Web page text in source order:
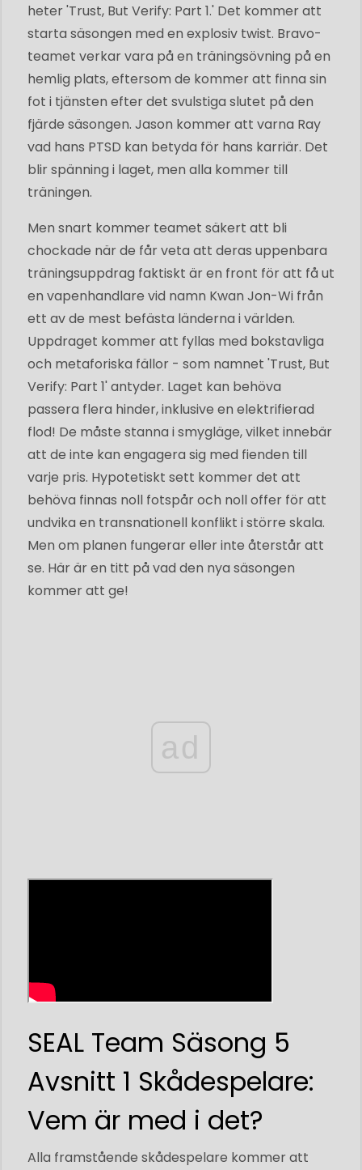
heter 'Trust, But Verify: Part 1.' Det kommer att
starta säsongen med en explosiv twist. Bravo-
teamet verkar vara på en träningsövning på en
hemlig plats, eftersom de kommer att finna sin
fot i tjänsten efter det svulstiga slutet på den
fjärde säsongen. Jason kommer att varna Ray
vad hans PTSD kan betyda för hans karriär. Det
blir spänning i laget, men alla kommer till
träningen.
Men snart kommer teamet säkert att bli
chockade när de får veta att deras uppenbara
träningsuppdrag faktiskt är en front för att få ut
en vapenhandlare vid namn Kwan Jon-Wi från
ett av de mest befästa länderna i världen.
Uppdraget kommer att fyllas med bokstavliga
och metaforiska fällor - som namnet 'Trust, But
Verify: Part 1' antyder. Laget kan behöva
passera flera hinder, inklusive en elektrifierad
flod! De måste stanna i smygläge, vilket innebär
att de inte kan engagera sig med fienden till
varje pris. Hypotetiskt sett kommer det att
behöva finnas noll fotspår och noll offer för att
undvika en transnationell konflikt i större skala.
Men om planen fungerar eller inte återstår att
se. Här är en titt på vad den nya säsongen
kommer att ge!
ad
SEAL Team Säsong 5
Avsnitt 1 Skådespelare:
Vem är med i det?
Alla framstående skådespelare kommer att